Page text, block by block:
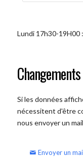
Lundi 17h30-19H00 :
Si les données
nécessitent d'être
nous envoyer un
Envoyer un